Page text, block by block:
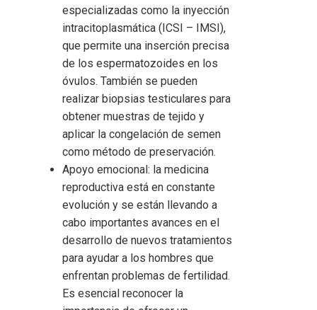
especializadas como la inyección
intracitoplasmática (ICSI – IMSI),
que permite una inserción precisa
de los espermatozoides en los
óvulos. También se pueden
realizar biopsias testiculares para
obtener muestras de tejido y
aplicar la congelación de semen
como método de preservación.
Apoyo emocional: la medicina
reproductiva está en constante
evolución y se están llevando a
cabo importantes avances en el
desarrollo de nuevos tratamientos
para ayudar a los hombres que
enfrentan problemas de fertilidad.
Es esencial reconocer la